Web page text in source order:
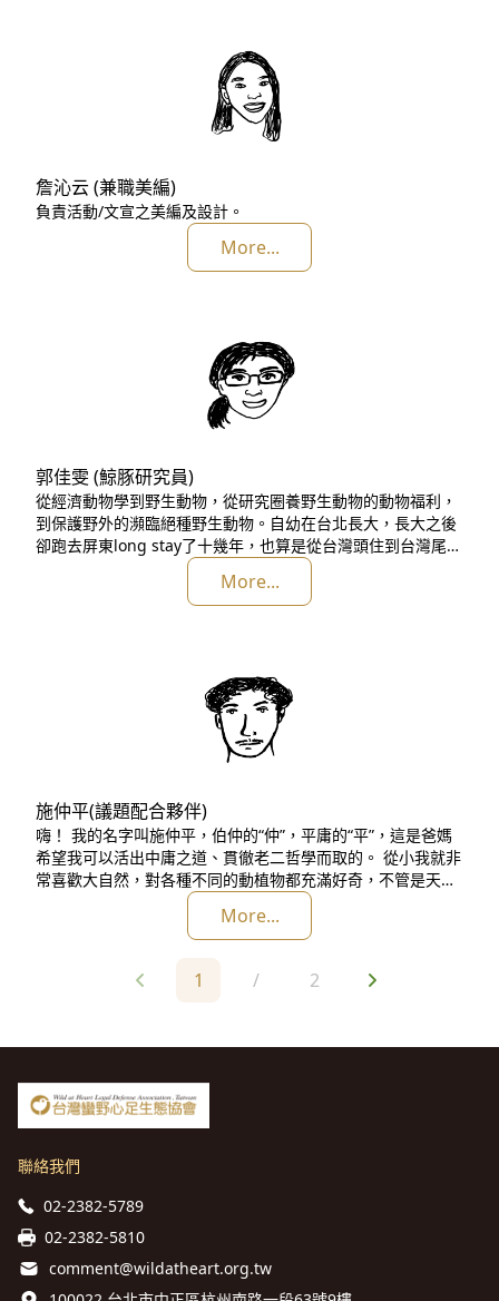
詹沁云 (兼職美編)
負責活動/文宣之美編及設計。
More...
郭佳雯 (鯨豚研究員)
從經濟動物學到野生動物，從研究圈養野生動物的動物福利，
到保護野外的瀕臨絕種野生動物。自幼在台北長大，長大之後
卻跑去屏東long stay了十幾年，也算是從台灣頭住到台灣尾
了。花了人生二分之一時間在學習野生動物照養、訓練與救
傷，與動物長期接觸下來的後果就是學會看動物的眼神，不過
沒有像動物溝通師那麼靈異，只是長時間累積下來的感情與經
More...
施仲平(議題配合夥伴)
嗨！ 我的名字叫施仲平，伯仲的“仲”，平庸的“平”，這是爸媽
希望我可以活出中庸之道、貫徹老二哲學而取的。 從小我就非
常喜歡大自然，對各種不同的動植物都充滿好奇，不管是天上
飛的地上爬的水裡游的，都覺得牠們就像活在身旁的外星人，
希望可以靜靜地看上一整天。啊！最近抱了一截樟樹幹回家，
它就像我房裡的霍爾傳送門，一閉上眼隨時都能把我帶回山林
中。 找工作時看了“黑水風暴”這部電影，裡頭笑著露出黑齒的
More...
1 / 2
聯絡我們
02-2382-5789
02-2382-5810
comment@wildatheart.org.tw